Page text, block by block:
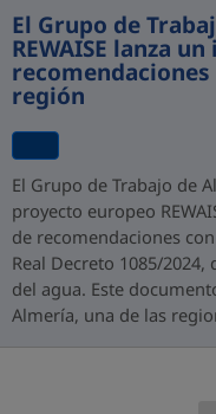
El Grupo de
REWAISE lanza
región
El Grupo de Trabajo de
proyecto europeo
de recomendaciones
Real Decreto 1085/
del agua. Este
Almería, una de las